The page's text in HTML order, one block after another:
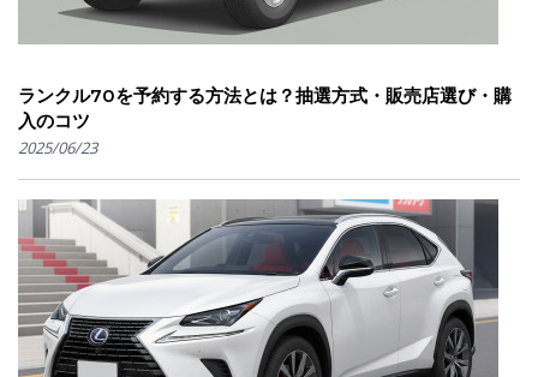
ランクル70を予約する方法とは？抽選方式・販売店選び・購
入のコツ
2025/06/23